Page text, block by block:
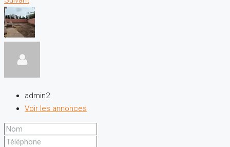
admin2
Voir les annonces